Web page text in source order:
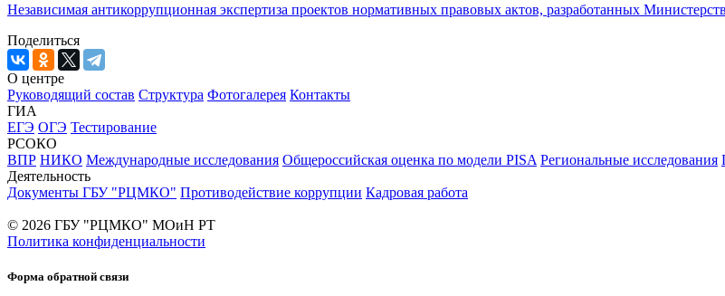
Независимая антикоррупционная экспертиза проектов нормативных правовых актов, разработанных
Поделиться
О центре
Руководящий состав Структура Фотогалерея Контакты
ГИА
ЕГЭ ОГЭ Тестирование
РСОКО
ВПР НИКО Международные исследования Общероссийская оценка по модели PISA Региональные исследования
Деятельность
Документы ГБУ "РЦМКО" Противодействие коррупции Кадровая работа
© 2026 ГБУ "РЦМКО" МОиН РТ
Политика конфиденциальности
Форма обратной связи